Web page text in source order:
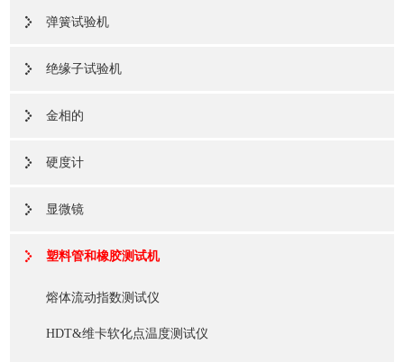
弹簧试验机
绝缘子试验机
金相的
硬度计
显微镜
塑料管和橡胶测试机
熔体流动指数测试仪
HDT&维卡软化点温度测试仪